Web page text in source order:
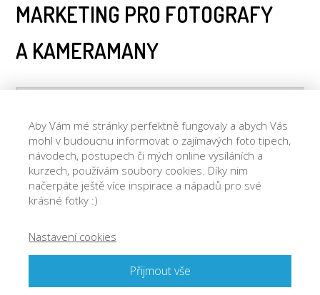
MARKETING PRO FOTOGRAFY
A KAMERAMANY
Pamatovat si mě
Zapomněli jste heslo?
© 2018 Josef Cvrček - cvrcek@josefcvrcek.cz, IČ 714 17 664
Aby Vám mé stránky perfektně fungovaly a abych Vás
mohl v budoucnu informovat o zajímavých foto tipech,
návodech, postupech či mých online vysíláních a
kurzech, používám soubory cookies. Díky nim
načerpáte ještě více inspirace a nápadů pro své
krásné fotky :)
Nastavení cookies
Přijmout vše